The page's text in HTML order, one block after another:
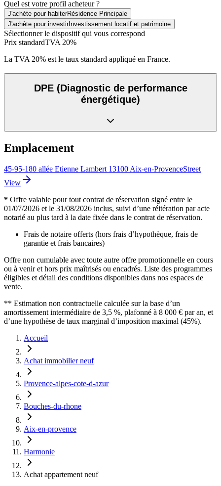
Quel est votre profil acheteur ?
J'achète pour habiterRésidence Principale
J'achète pour investirInvestissement locatif et patrimoine
Sélectionner le dispositif qui vous correspond
Prix standardTVA 20%
La TVA 20% est le taux standard appliqué en France.
DPE (Diagnostic de performance
énergétique)
Emplacement
45-95-180 allée Etienne Lambert 13100 Aix-en-ProvenceStreet
View
* Offre valable pour tout contrat de réservation signé entre le
01/07/2026 et le 31/08/2026 inclus, suivi d’une réitération par acte
notarié au plus tard à la date fixée dans le contrat de réservation.
Frais de notaire offerts (hors frais d’hypothèque, frais de
garantie et frais bancaires)
Offre non cumulable avec toute autre offre promotionnelle en cours
ou à venir et hors prix maîtrisés ou encadrés. Liste des programmes
éligibles et détail des conditions disponibles dans nos espaces de
vente.
** Estimation non contractuelle calculée sur la base d’un
amortissement intermédiaire de 3,5 %, plafonné à 8 000 € par an, et
d’une hypothèse de taux marginal d’imposition maximal (45%).
Accueil
Achat immobilier neuf
Provence-alpes-cote-d-azur
Bouches-du-rhone
Aix-en-provence
Harmonie
Achat appartement neuf